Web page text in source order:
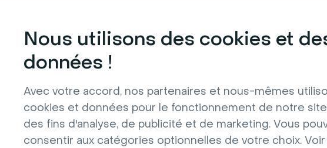
Nous utilisons des cookies et
données !
Avec votre accord, nos partenaires et nous-mêmes
cookies et données pour le fonctionnement de notre site
des fins d'analyse, de publicité et de marketing. Vous
consentir aux catégories optionnelles de votre choix.
proportion ayant étudié
compétente dans les
en anglais et il peut être utilisé